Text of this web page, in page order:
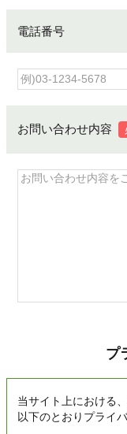
電話番号
お問い合わせ内容
プ
当サイト上における
以下のとおりプライ